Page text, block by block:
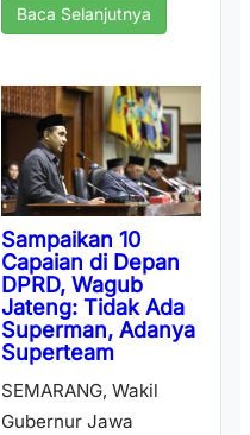
Baca Selanjutnya
Sampaikan 10
Capaian di Depan
DPRD, Wagub
Jateng: Tidak Ada
Superman, Adanya
Superteam
SEMARANG, Wakil
Gubernur Jawa